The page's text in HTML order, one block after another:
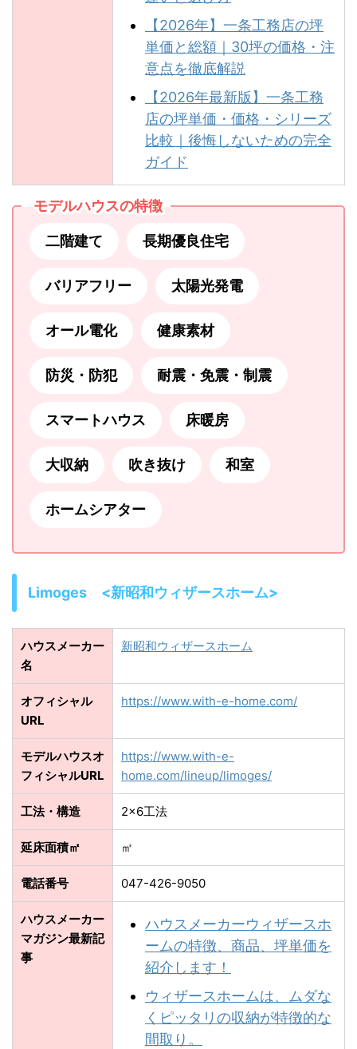
【2026年】一条工務店の坪
単価と総額｜30坪の価格・注
意点を徹底解説
【2026年最新版】一条工務
店の坪単価・価格・シリーズ
比較｜後悔しないための完全
ガイド
モデルハウスの特徴
二階建て 長期優良住宅
バリアフリー 太陽光発電
オール電化 健康素材
防災・防犯 耐震・免震・制震
スマートハウス 床暖房
大収納 吹き抜け 和室
ホームシアター
Limoges <新昭和ウィザースホーム>
ハウスメーカー
名
新昭和ウィザースホーム
オフィシャル
URL
https://www.with-e-home.com/
モデルハウスオ
フィシャルURL
https://www.with-e-
home.com/lineup/limoges/
工法・構造 2×6工法
延床面積㎡ ㎡
電話番号 047-426-9050
ハウスメーカー
マガジン最新記
事
ハウスメーカーウィザースホ
ームの特徴、商品、坪単価を
紹介します！
ウィザースホームは、ムダな
くピッタリの収納が特徴的な
間取り。